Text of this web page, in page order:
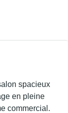
spacieux
en pleine
commercial.